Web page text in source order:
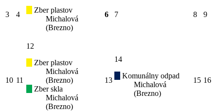
3 4
Zber plastov
Michalová
(Brezno)
6 7 8 9
10 11
12
Zber plastov
Michalová
(Brezno)
Zber skla
Michalová
(Brezno)
13
14
Komunálny odpad
Michalová
(Brezno)
15 16